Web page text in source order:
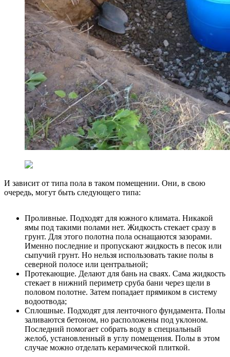
И зависит от типа пола в таком помещении. Они, в свою
очередь, могут быть следующего типа:
Проливные. Подходят для южного климата. Никакой
ямы под такими полами нет. Жидкость стекает сразу в
грунт. Для этого полотна пола оснащаются зазорами.
Именно последние и пропускают жидкость в песок или
сыпучий грунт. Но нельзя использовать такие полы в
северной полосе или центральной;
Протекающие. Делают для бань на сваях. Сама жидкость
стекает в нижний периметр сруба бани через щели в
половом полотне. Затем попадает прямиком в систему
водоотвода;
Сплошные. Подходят для ленточного фундамента. Полы
заливаются бетоном, но расположены под уклоном.
Последний помогает собрать воду в специальный
желоб, установленный в углу помещения. Полы в этом
случае можно отделать керамической плиткой.